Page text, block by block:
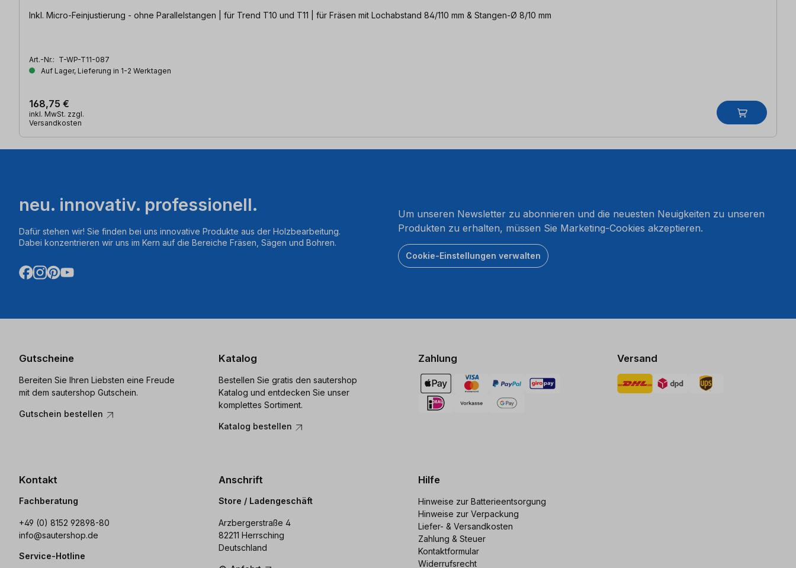
Inkl. Micro-Feinjustierung - ohne Parallelstangen | für Trend T10 und T11 | für Fräsen mit Lochabstand 84/110 mm & Stangen-Ø 8/10 mm
Art.-Nr.: T-WP-T11-087
Auf Lager, Lieferung in 1-2 Werktagen
168,75 €
inkl. MwSt. zzgl.
Versandkosten
neu. innovativ. professionell.
Dafür stehen wir! Sie finden bei uns innovative Produkte aus der Holzbearbeitung.
Dabei konzentrieren wir uns im Kern auf die Bereiche Fräsen, Sägen und Bohren.
Um unseren Newsletter zu abonnieren und die neuesten Neuigkeiten zu unseren
Produkten zu erhalten, müssen Sie Marketing-Cookies akzeptieren.
Cookie-Einstellungen verwalten
Gutscheine
Bereiten Sie Ihren Liebsten eine Freude
mit dem sautershop Gutschein.
Gutschein bestellen
Katalog
Bestellen Sie gratis den sautershop
Katalog und entdecken Sie unser
komplettes Sortiment.
Katalog bestellen
Zahlung Versand
Kontakt
Fachberatung
+49 (0) 8152 92898-80
info@sautershop.de
Service-Hotline
Anschrift
Store / Ladengeschäft
Arzbergerstraße 4
82211 Herrsching
Deutschland
Hilfe
Hinweise zur Batterieentsorgung
Hinweise zur Verpackung
Liefer- & Versandkosten
Zahlung & Steuer
Kontaktformular
Widerrufsrecht